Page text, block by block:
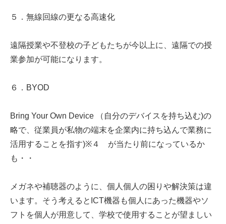
５．無線回線の更なる高速化
遠隔授業や不登校の子どもたちが今以上に、遠隔での授
業参加が可能になります。
６．BYOD
Bring Your Own Device （自分のデバイスを持ち込む)の
略で、従業員が私物の端末を企業内に持ち込んで業務に
活用することを指す)※４ が当たり前になっているか
も・・
メガネや補聴器のように、個人個人の困りや解決策は違
います。そう考えるとICT機器も個人にあった機器やソ
フトを個人が用意して、学校で使用することが望ましい